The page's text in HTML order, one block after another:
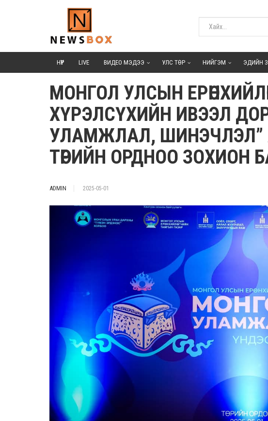
НҮҮР LIVE ВИДЕО МЭДЭЭ УЛС ТӨР НИЙГЭМ ЭДИЙН
МОНГОЛ УЛСЫН
ХҮРЭЛСҮХИЙН ИВЭЭЛ
УЛАМЖЛАЛ, ШИНЭЧЛЭЛ”
ТӨРИЙН ОРДНОО ЗОХИОН
ADMIN 2025-05-01